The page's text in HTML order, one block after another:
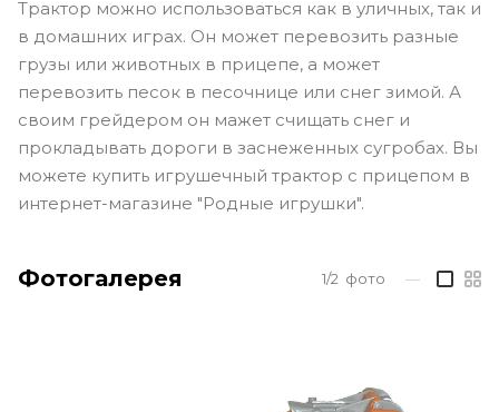
Трактор можно использоваться как в уличных, так и
в домашних играх. Он может перевозить разные
грузы или животных в прицепе, а может
перевозить песок в песочнице или снег зимой. А
своим грейдером он мажет счищать снег и
прокладывать дороги в заснеженных сугробах. Вы
можете купить игрушечный трактор с прицепом в
интернет-магазине "Родные игрушки".
Фотогалерея 1/2 фото —